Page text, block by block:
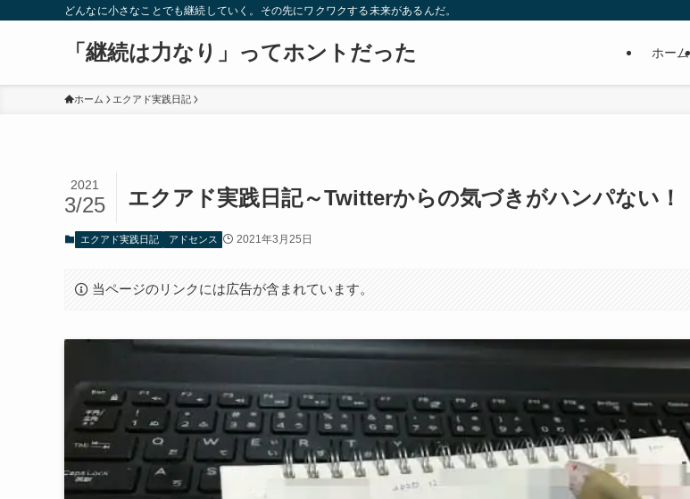
どんなに小さなことでも継続していく。その先にワクワクする未来があるんだ。
「継続は力なり」ってホントだった ホーム
ホーム エクアド実践日記
エクアド実践日記～Twitterからの気づきがハンパない！
2021
3/25
エクアド実践日記 アドセンス 2021年3月25日
当ページのリンクには広告が含まれています。